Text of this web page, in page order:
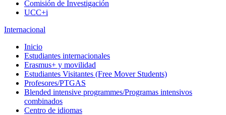
Comisión de Investigación
UCC+i
Internacional
Inicio
Estudiantes internacionales
Erasmus+ y movilidad
Estudiantes Visitantes (Free Mover Students)
Profesores/PTGAS
Blended intensive programmes/Programas intensivos
combinados
Centro de idiomas